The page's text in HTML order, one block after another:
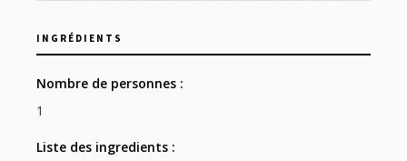
INGRÉDIENTS
Nombre de personnes :
1
Liste des ingredients :